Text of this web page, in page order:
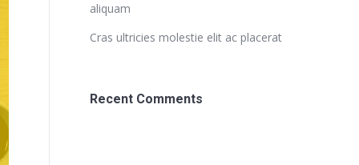
aliquam
Cras ultricies molestie elit ac placerat
Recent Comments